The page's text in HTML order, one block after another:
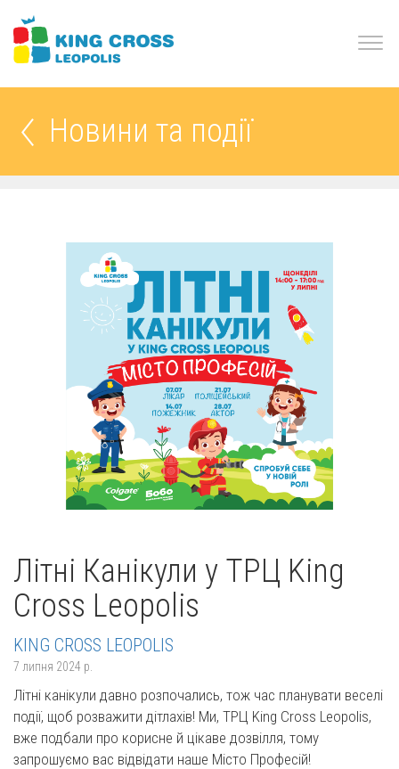
Новини та події
Літні Канікули у ТРЦ King
Cross Leopolis
KING CROSS LEOPOLIS
7 липня 2024 р.
Літні канікули давно розпочались, тож час планувати веселі
події, щоб розважити дітлахів! Ми, ТРЦ King Cross Leopolis,
вже подбали про корисне й цікаве дозвілля, тому
запрошуємо вас відвідати наше Місто Професій!